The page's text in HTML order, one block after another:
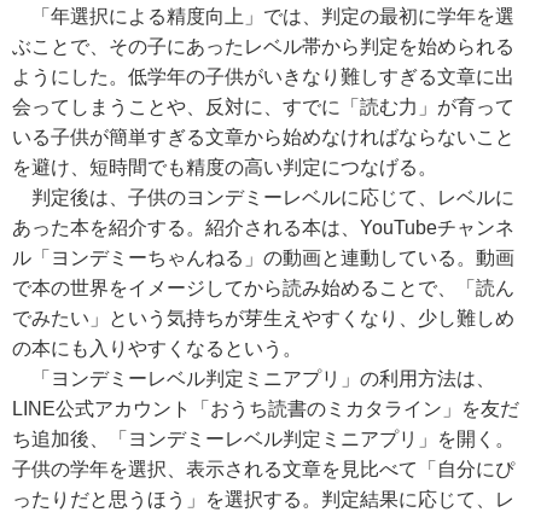
「年選択による精度向上」では、判定の最初に学年を選
ぶことで、その子にあったレベル帯から判定を始められる
ようにした。低学年の子供がいきなり難しすぎる文章に出
会ってしまうことや、反対に、すでに「読む力」が育って
いる子供が簡単すぎる文章から始めなければならないこと
を避け、短時間でも精度の高い判定につなげる。
判定後は、子供のヨンデミーレベルに応じて、レベルに
あった本を紹介する。紹介される本は、YouTubeチャンネ
ル「ヨンデミーちゃんねる」の動画と連動している。動画
で本の世界をイメージしてから読み始めることで、「読ん
でみたい」という気持ちが芽生えやすくなり、少し難しめ
の本にも入りやすくなるという。
「ヨンデミーレベル判定ミニアプリ」の利用方法は、
LINE公式アカウント「おうち読書のミカタライン」を友だ
ち追加後、「ヨンデミーレベル判定ミニアプリ」を開く。
子供の学年を選択、表示される文章を見比べて「自分にぴ
ったりだと思うほう」を選択する。判定結果に応じて、レ